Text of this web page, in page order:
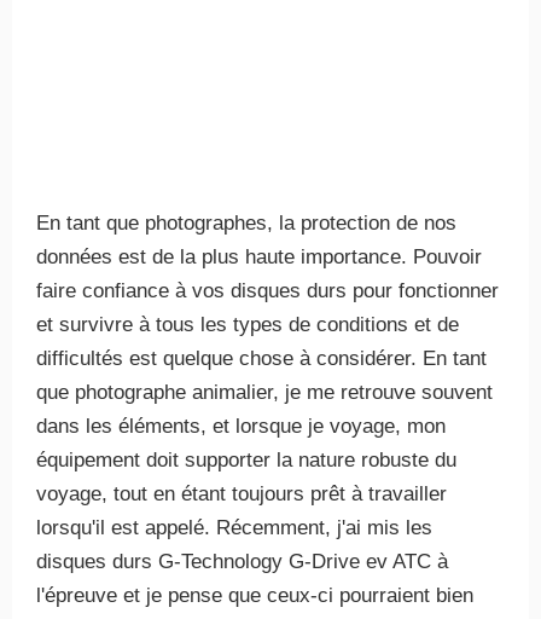
En tant que photographes, la protection de nos
données est de la plus haute importance. Pouvoir
faire confiance à vos disques durs pour fonctionner
et survivre à tous les types de conditions et de
difficultés est quelque chose à considérer. En tant
que photographe animalier, je me retrouve souvent
dans les éléments, et lorsque je voyage, mon
équipement doit supporter la nature robuste du
voyage, tout en étant toujours prêt à travailler
lorsqu'il est appelé. Récemment, j'ai mis les
disques durs G-Technology G-Drive ev ATC à
l'épreuve et je pense que ceux-ci pourraient bien